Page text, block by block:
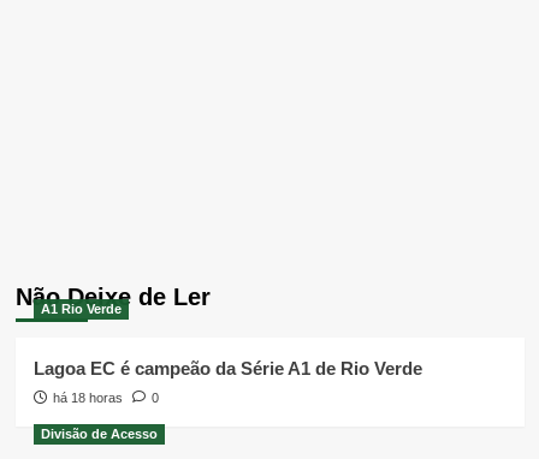
Não Deixe de Ler
A1 Rio Verde
Lagoa EC é campeão da Série A1 de Rio Verde
há 18 horas 0
Divisão de Acesso